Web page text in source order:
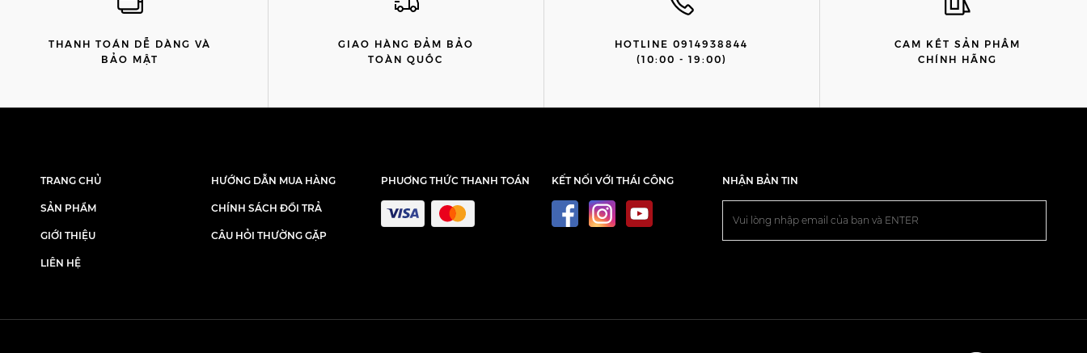
THANH TOÁN DỄ DÀNG VÀ
BẢO MẬT
GIAO HÀNG ĐẢM BẢO
TOÀN QUỐC
HOTLINE 0914938844
(10:00 - 19:00)
CAM KẾT SẢN PHẨM
CHÍNH HÃNG
TRANG CHỦ
SẢN PHẨM
GIỚI THIỆU
LIÊN HỆ
HƯỚNG DẪN MUA HÀNG
CHÍNH SÁCH ĐỔI TRẢ
CÂU HỎI THƯỜNG GẶP
PHUƠNG THỨC THANH TOÁN KẾT NỐI VỚI THÁI CÔNG NHẬN BẢN TIN